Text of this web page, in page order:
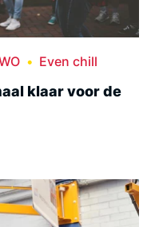
Even chill
klaar voor de